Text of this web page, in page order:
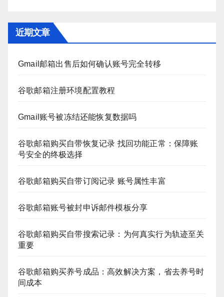
近期文章
Gmail邮箱出售后如何确认账号完全转移
谷歌邮箱注册环境配置教程
Gmail账号被冻结还能恢复数据吗
谷歌邮箱购买自带恢复记录 找回功能正常：保障账
号安全的终极选择
谷歌邮箱购买自带订阅记录 账号属性丰富
谷歌邮箱账号被封申诉邮件模板分享
谷歌邮箱购买自带搜索记录：为何真实行为轨迹至关
重要
谷歌邮箱购买养号成品：高效解决方案，省去养号时
间成本